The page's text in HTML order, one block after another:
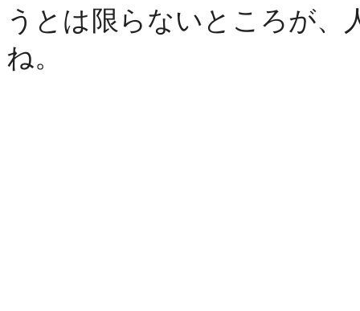
うとは限らないところが、
ね。